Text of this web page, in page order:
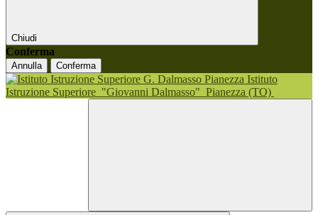
Chiudi
Conferma
Annulla Conferma
Istituto
Istruzione Superiore "Giovanni Dalmasso" Pianezza (TO)